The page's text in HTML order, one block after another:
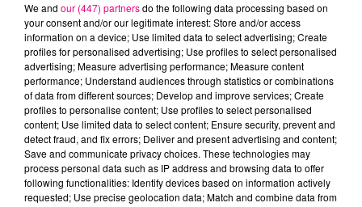
Cancer Lion Vierge
We and our (447) partnersdo the following data processing based on
your consent and/or our legitimate interest: Store and/or access
information on a device; Use limited data to select advertising; Create
profiles for personalised advertising; Use profiles to select personalised
advertising; Measure advertising performance; Measure content
performance; Understand audiences through statistics or combinations
of data from different sources; Develop and improve services; Create
profiles to personalise content; Use profiles to select personalised
content; Use limited data to select content; Ensure security, prevent and
detect fraud, and fix errors; Deliver and present advertising and content;
Save and communicate privacy choices. These technologies may
process personal data such as IP address and browsing data to offer
following functionalities: Identify devices based on information actively
requested; Use precise geolocation data; Match and combine data from